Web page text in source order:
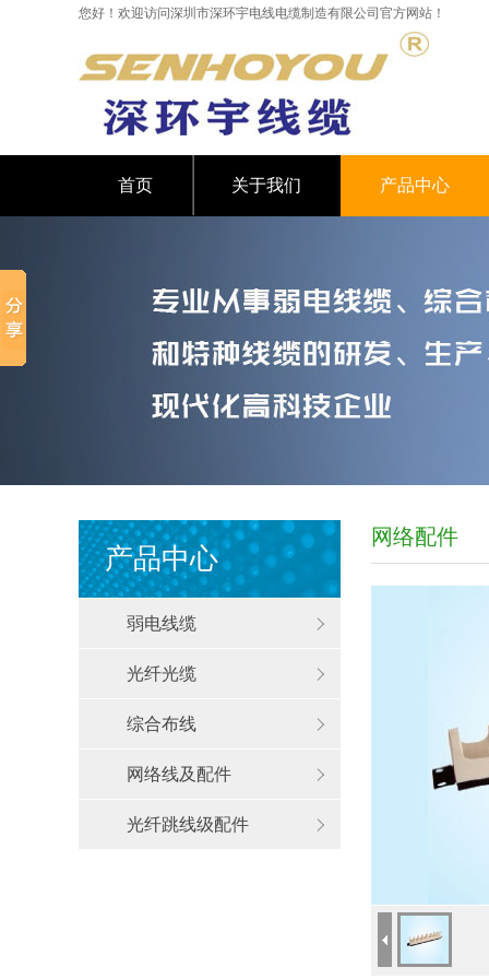
您好！欢迎访问深圳市深环宇电线电缆制造有限公司官方网站！
首页 关于我们 产品中心
产品中心
弱电线缆
光纤光缆
综合布线
网络线及配件
光纤跳线级配件
网络配件